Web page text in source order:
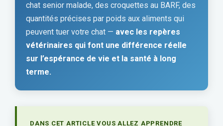
chat senior malade, des croquettes au BARF, des
quantités précises par poids aux aliments qui
peuvent tuer votre chat — avec les repères
vétérinaires qui font une différence réelle
sur l’espérance de vie et la santé à long
terme.
DANS CET ARTICLE VOUS ALLEZ APPRENDRE